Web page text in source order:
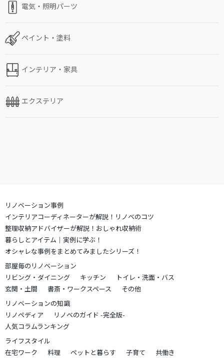
電気・照明パーツ
ペイント・塗料
インテリア・家具
エクステリア
リノベーション事例
インテリアコーディネーターが解説！リノベのコツ
整理収納アドバイザーが解説！おしゃれ収納術
暮らしとアイテム｜実例に学ぶ！
オシャレな事例をまとめてみましたシリーズ！
部屋毎のリノベーション
リビング・ダイニング
キッチン
トイレ・洗面・バス
玄関・土間
書斎・ワークスペース
その他
リノベーションの知識
リノペディア
リノベのガイド -完全版-
人気コラムランキング
ライフスタイル
在宅ワーク
料理 ペットと暮らす 子育て
共働き